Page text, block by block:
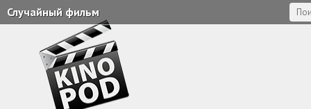
Случайный фильм